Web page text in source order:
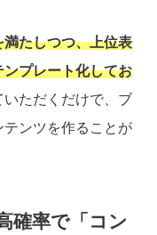
たしつつ、上位表
プレート化してお
ただくだけで、ブ
テンツを作ることが
確率で「コン